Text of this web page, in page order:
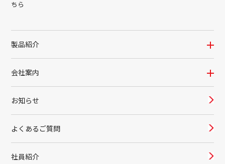
ちら
製品紹介
会社案内
お知らせ
よくあるご質問
社員紹介